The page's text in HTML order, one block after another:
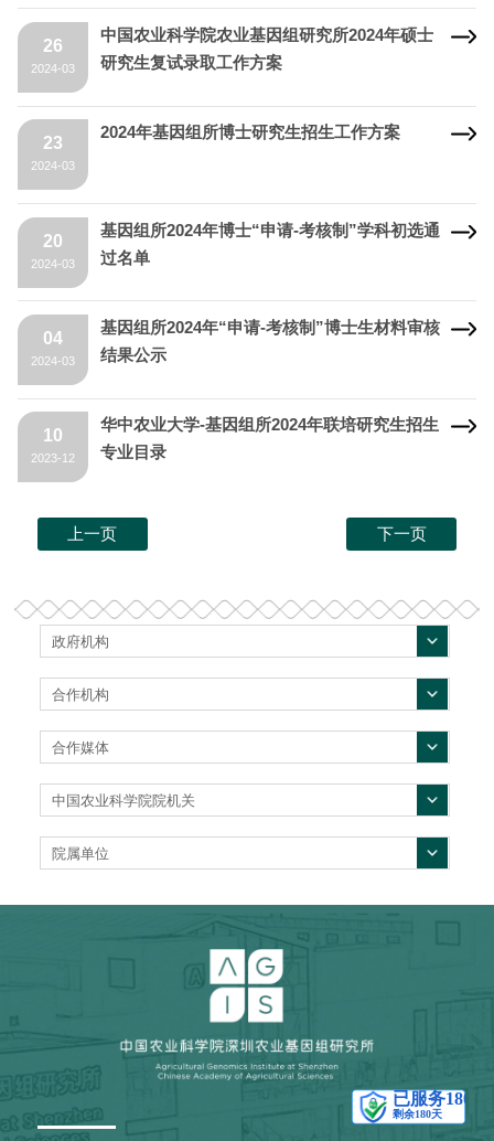
26
2024-03
中国农业科学院农业基因组研究所2024年硕士
研究生复试录取工作方案
23
2024-03
2024年基因组所博士研究生招生工作方案
20
2024-03
基因组所2024年博士“申请-考核制”学科初选通
过名单
04
2024-03
基因组所2024年“申请-考核制”博士生材料审核
结果公示
10
2023-12
华中农业大学-基因组所2024年联培研究生招生
专业目录
上一页 下一页
政府机构
合作机构
合作媒体
中国农业科学院院机关
院属单位